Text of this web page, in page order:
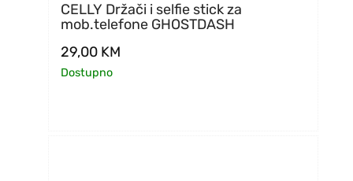
CELLY Držači i selfie stick za
mob.telefone GHOSTDASH
29,00 KM
Dostupno